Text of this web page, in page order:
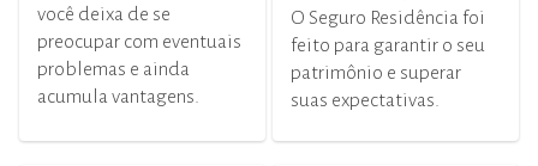
você deixa de se
preocupar com eventuais
problemas e ainda
acumula vantagens.
O Seguro Residência foi
feito para garantir o seu
patrimônio e superar
suas expectativas.